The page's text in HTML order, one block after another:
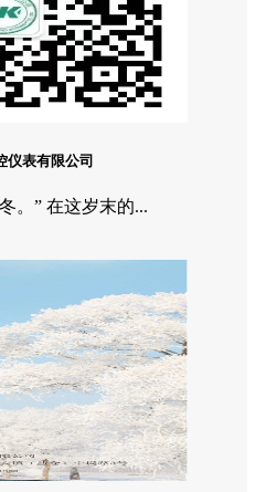
表有限公司
。” 在这岁末的...